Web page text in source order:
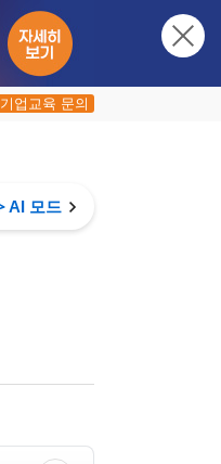
기업교육 문의
AI 모드